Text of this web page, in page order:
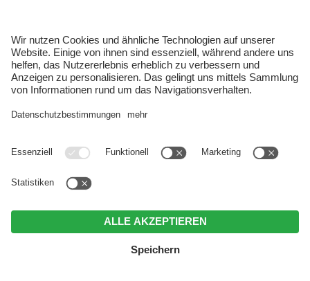
außergewöhnlichen Service, höchste Qualität und
pure Leidenschaft.
Eine Anerkennung, die uns stolz macht. Die
uns motiviert. Für noch mehr besondere Momente.
Für echte Glücksgefühle.